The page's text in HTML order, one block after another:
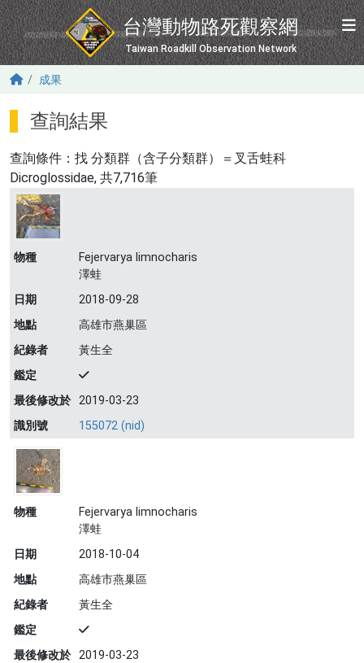
移至主內容
台灣動物路死觀察網
Taiwan Roadkill Observation Network
成果
查詢結果
查詢條件：找 分類群（含子分類群）＝叉舌蛙科
Dicroglossidae, 共7,716筆
物種
Fejervarya limnocharis
澤蛙
日期
2018-09-28
地點
高雄市燕巢區
紀錄者
黃生全
鑑定
最後修改於 2019-03-23
識別號
155072 (nid)
物種
Fejervarya limnocharis
澤蛙
日期
2018-10-04
地點
高雄市燕巢區
紀錄者
黃生全
鑑定
最後修改於 2019-03-23